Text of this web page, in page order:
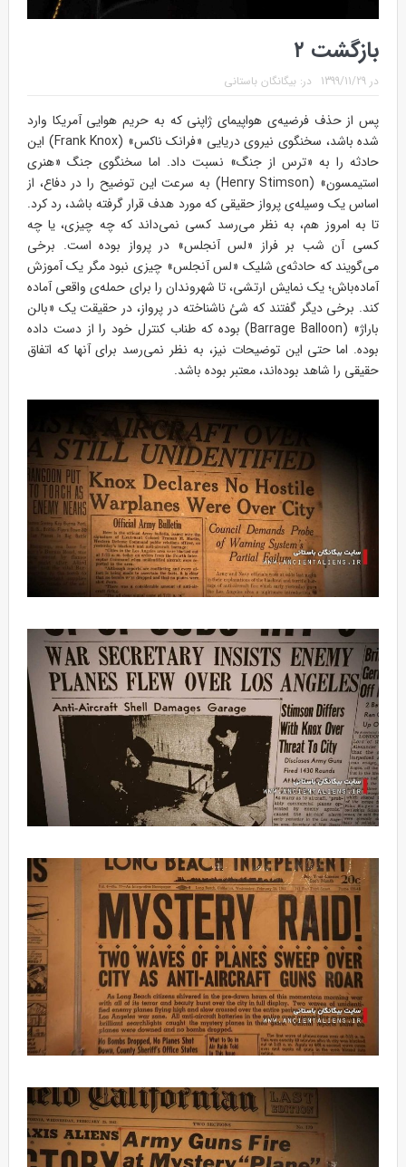
بازگشت ۲
در 1399/11/29 در: بیگانگان باستانی
پس از حذف فرضیه‌ی هواپیمای ژاپنی که به حریم هوایی آمریکا وارد
شده باشد، سخنگوی نیروی دریایی «فرانک ناکس» (Frank Knox) این
حادثه را به «ترس از جنگ» نسبت داد. اما سخنگوی جنگ «هنری
استیمسون» (Henry Stimson) به سرعت این توضیح را در دفاع، از
اساس یک وسیله‌ی پرواز حقیقی که مورد هدف قرار گرفته باشد، رد کرد.
تا به امروز هم، به نظر می‌رسد کسی نمی‌داند که چه چیزی، یا چه
کسی آن شب بر فراز «لس آنجلس» در پرواز بوده است. برخی
می‌گویند که حادثه‌ی شلیک «لس آنجلس» چیزی نبود مگر یک آموزش
آماده‌باش؛ یک نمایش ارتشی، تا شهروندان را برای حمله‌ی واقعی آماده
کند. برخی دیگر گفتند که شئ ناشناخته در پرواز، در حقیقت یک «بالن
باراژ» (Barrage Balloon) بوده که طناب کنترل خود را از دست داده
بوده. اما حتی این توضیحات نیز، به نظر نمی‌رسد برای آنها که اتفاق
حقیقی را شاهد بوده‌اند، معتبر بوده باشد.